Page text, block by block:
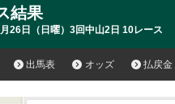
結果
26日（日曜）3回中山2日 10レース
出馬表 オッズ 払戻金